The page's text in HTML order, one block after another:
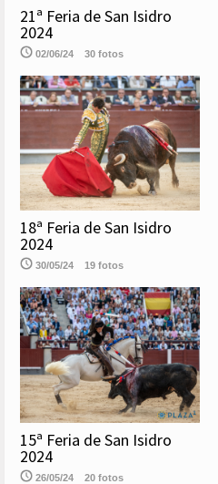
21ª Feria de San Isidro
2024
02/06/24 30 fotos
18ª Feria de San Isidro
2024
30/05/24 19 fotos
15ª Feria de San Isidro
2024
26/05/24 20 fotos